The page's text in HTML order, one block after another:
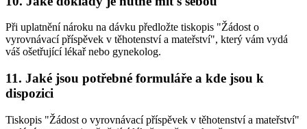
Při uplatnění nároku na dávku předložte tiskopis "Žádost o
vyrovnávací příspěvek v těhotenství a mateřství", který vám vydá
váš ošetřující lékař nebo gynekolog.
11. Jaké jsou potřebné formuláře a kde jsou k
dispozici
Tiskopis "Žádost o vyrovnávací příspěvek v těhotenství a mateřství"